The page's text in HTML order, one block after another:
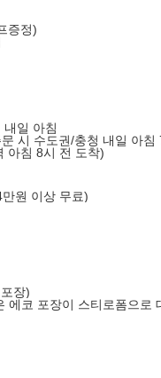
증정)
내일 아침
시 수도권/충청 내일 아침
아침 8시 전 도착)
원 이상 무료)
장)
에코 포장이 스티로폼으로